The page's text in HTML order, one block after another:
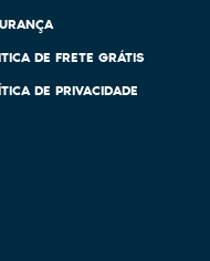
DE FRETE GRÁTIS
DE PRIVACIDADE